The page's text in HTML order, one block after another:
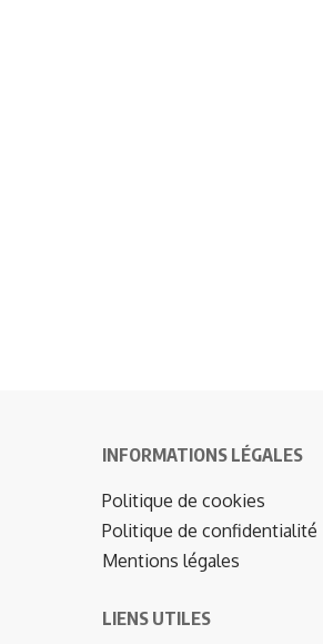
INFORMATIONS LÉGALES
Politique de cookies
Politique de confidentialité
Mentions légales
LIENS UTILES